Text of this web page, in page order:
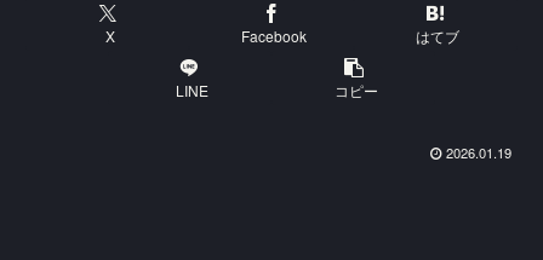
X Facebook はてブ
LINE コピー
2026.01.19